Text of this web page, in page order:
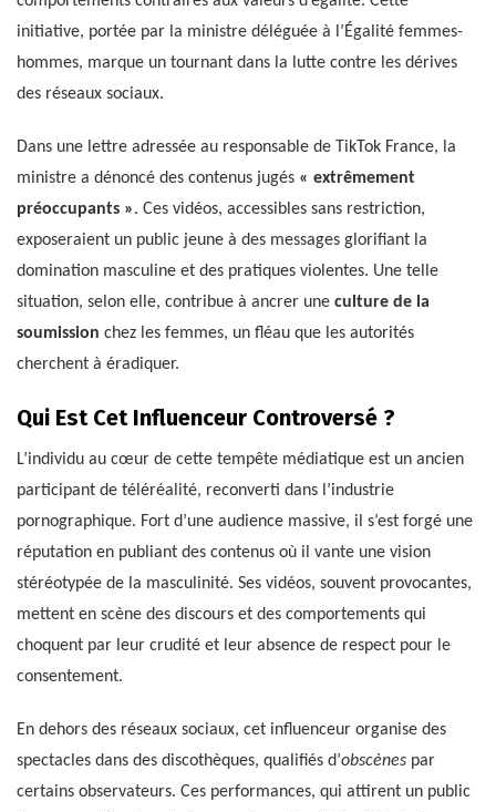
initiative, portée par la ministre déléguée à l’Égalité femmes-
hommes, marque un tournant dans la lutte contre les dérives
des réseaux sociaux.
Dans une lettre adressée au responsable de TikTok France, la
ministre a dénoncé des contenus jugés « extrêmement
préoccupants ». Ces vidéos, accessibles sans restriction,
exposeraient un public jeune à des messages glorifiant la
domination masculine et des pratiques violentes. Une telle
situation, selon elle, contribue à ancrer une culture de la
soumission chez les femmes, un fléau que les autorités
cherchent à éradiquer.
Qui Est Cet Influenceur Controversé ?
L’individu au cœur de cette tempête médiatique est un ancien
participant de téléréalité, reconverti dans l’industrie
pornographique. Fort d’une audience massive, il s’est forgé une
réputation en publiant des contenus où il vante une vision
stéréotypée de la masculinité. Ses vidéos, souvent provocantes,
mettent en scène des discours et des comportements qui
choquent par leur crudité et leur absence de respect pour le
consentement.
En dehors des réseaux sociaux, cet influenceur organise des
spectacles dans des discothèques, qualifiés d’obscènes par
certains observateurs. Ces performances, qui attirent un public